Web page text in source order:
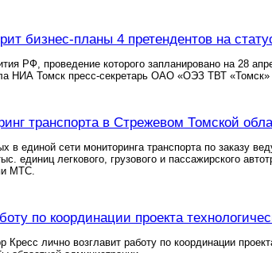
бизнес-планы 4 претендентов на
РФ, проведение которого запланировано на 28
НИА Томск пресс-секретарь ОАО «ОЭЗ ТВТ «Томск»
транспорта в Стрежевом Томской
в единой сети мониторинга транспорта по заказу
единиц легкового, грузового и пассажирского
МТС.
по координации проекта
Кресс лично возглавит работу по координации